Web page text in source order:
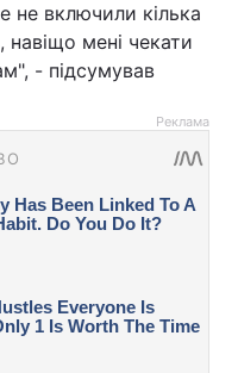
не включили кілька
навіщо мені чекати
- підсумував
Реклама